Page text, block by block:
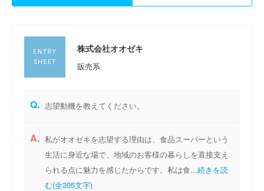
株式会社オオゼキ
販売系
Q. 志望動機を教えてください。
A. 私がオオゼキを志望する理由は、食品スーパーという
生活に身近な場で、地域のお客様の暮らしを直接支え
られる点に魅力を感じたからです。私は食...続きを読
む(全305文字)